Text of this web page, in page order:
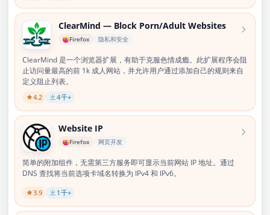
ClearMind — Block Porn/Adult Websites
Firefox 隐私和安全
ClearMind 是一个浏览器扩展，有助于克服色情成瘾。此扩展程序会阻
止访问量最高的前 1k 成人网站，并允许用户通过添加自己的规则来自
定义阻止列表。
4.2 4千+
Website IP
Firefox 网页开发
简单的附加组件，无需第三方服务即可显示当前网站 IP 地址。通过
DNS 查找将当前选项卡域名转换为 IPv4 和 IPv6。
3.9 1 千+